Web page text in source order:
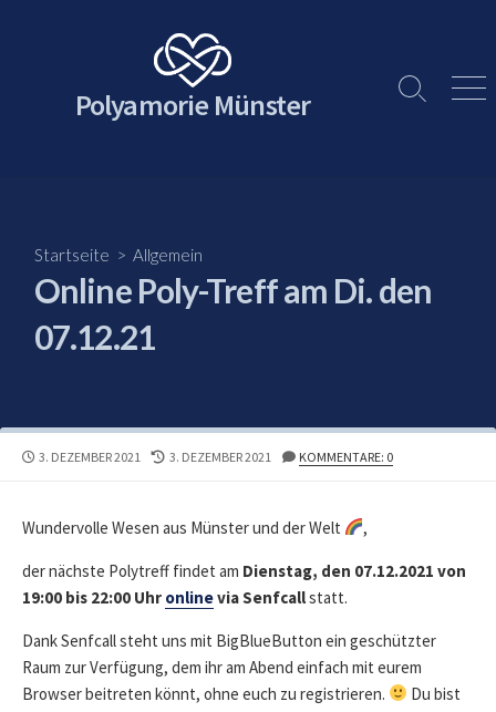
Polyamorie Münster
Search
Startseite > Allgemein
Online Poly-Treff am Di. den
07.12.21
PUBLISHED
3. DEZEMBER 2021
LAST
3. DEZEMBER 2021 KOMMENTARE: 0
Wundervolle Wesen aus Münster und der Welt ,
der nächste Polytreff findet am Dienstag, den 07.12.2021 von
19:00 bis 22:00 Uhr onlinevia Senfcallstatt.
Dank Senfcall steht uns mit BigBlueButton ein geschützter
Raum zur Verfügung, dem ihr am Abend einfach mit eurem
Browser beitreten könnt, ohne euch zu registrieren.
Du bist